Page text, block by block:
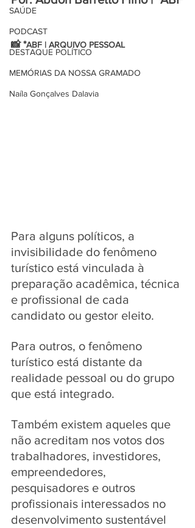
SAÚDE
PODCAST
DESTAQUE POLÍTICO
MEMÓRIAS DA NOSSA GRAMADO
Naíla Gonçalves Dalavia
📸 *ABF | ARQUIVO PESSOAL
Para alguns políticos, a
invisibilidade do fenômeno
turístico está vinculada à
preparação acadêmica, técnica
e profissional de cada
candidato ou gestor eleito.
Para outros, o fenômeno
turístico está distante da
realidade pessoal ou do grupo
que está integrado.
Também existem aqueles que
não acreditam nos votos dos
trabalhadores, investidores,
empreendedores,
pesquisadores e outros
profissionais interessados no
desenvolvimento sustentável